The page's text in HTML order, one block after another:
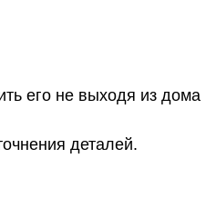
его не выходя из
деталей.